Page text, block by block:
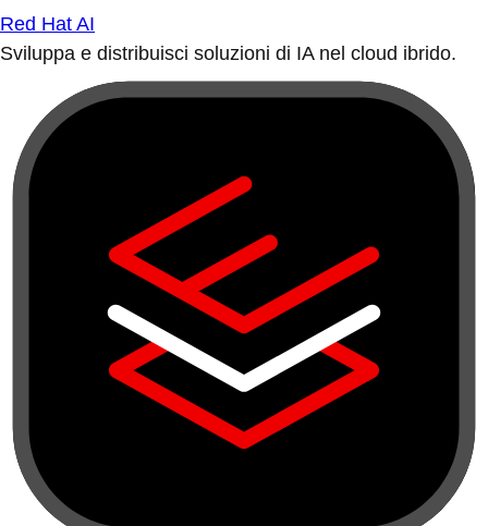
Red Hat AI
Sviluppa e distribuisci soluzioni di IA nel cloud ibrido.